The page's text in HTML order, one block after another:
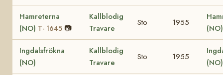
Hamreterna
(NO) T- 1645 📷
Kallblodig
Travare
Sto 1955
Ingdalsfrökna
(NO)
Kallblodig
Travare
Sto 1955
(NO)